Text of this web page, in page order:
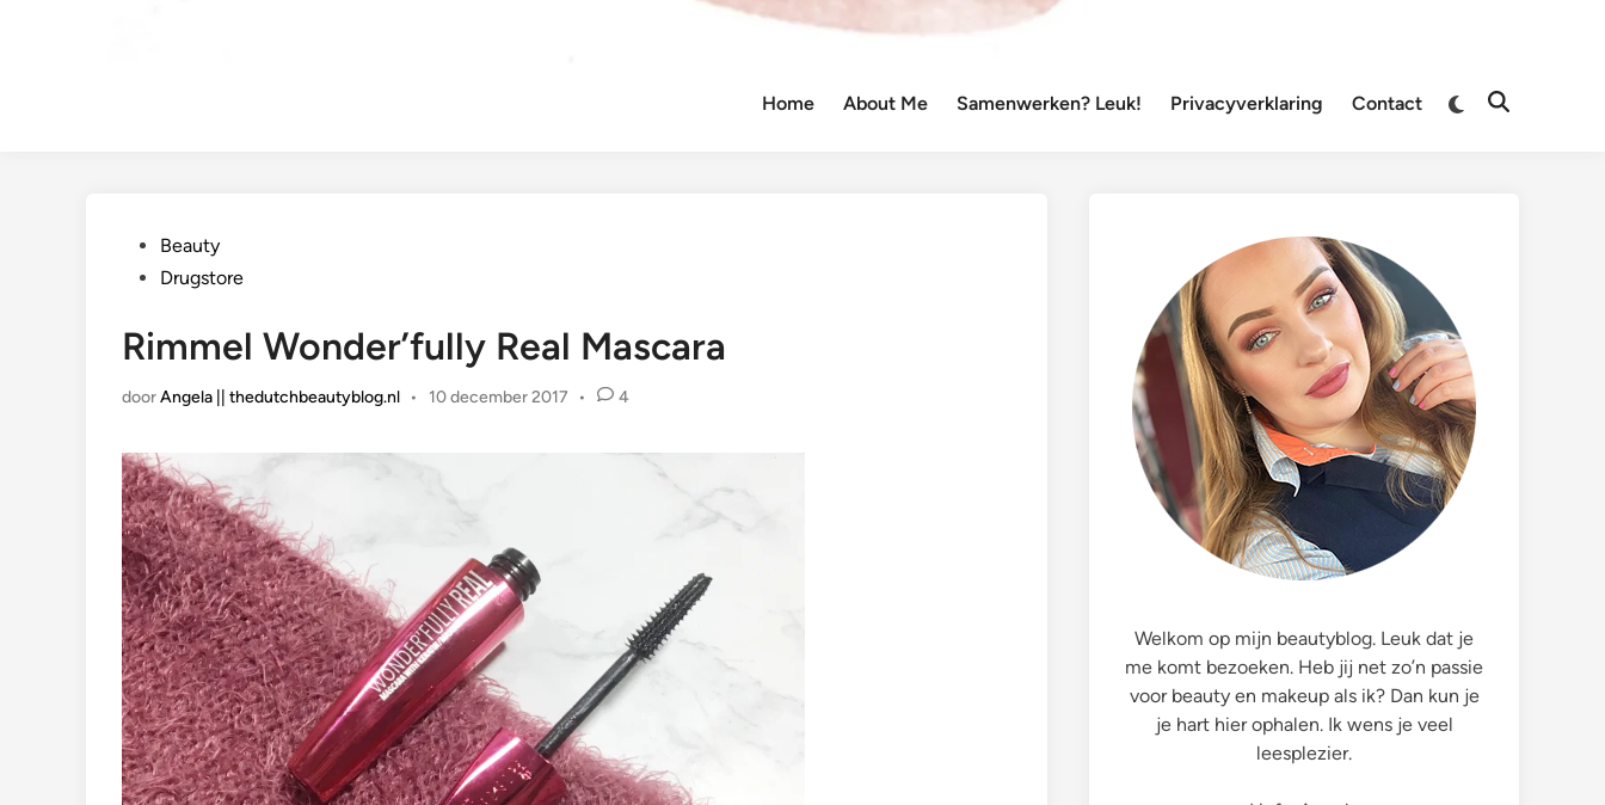
Home About Me Samenwerken? Leuk! Privacyverklaring Contact
Overschakelen
naarZoeken
Geplaatst
Beauty
Drugstore
Rimmel Wonder’fully Real Mascara
doorAngela || thedutchbeautyblog.nl • 10 december 2017 • 4
Welkom op mijn beautyblog. Leuk dat je
me komt bezoeken. Heb jij net zo’n passie
voor beauty en makeup als ik? Dan kun je
je hart hier ophalen. Ik wens je veel
leesplezier.